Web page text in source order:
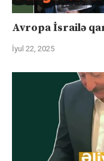
Avropa İsrailə
İyul 22, 2025